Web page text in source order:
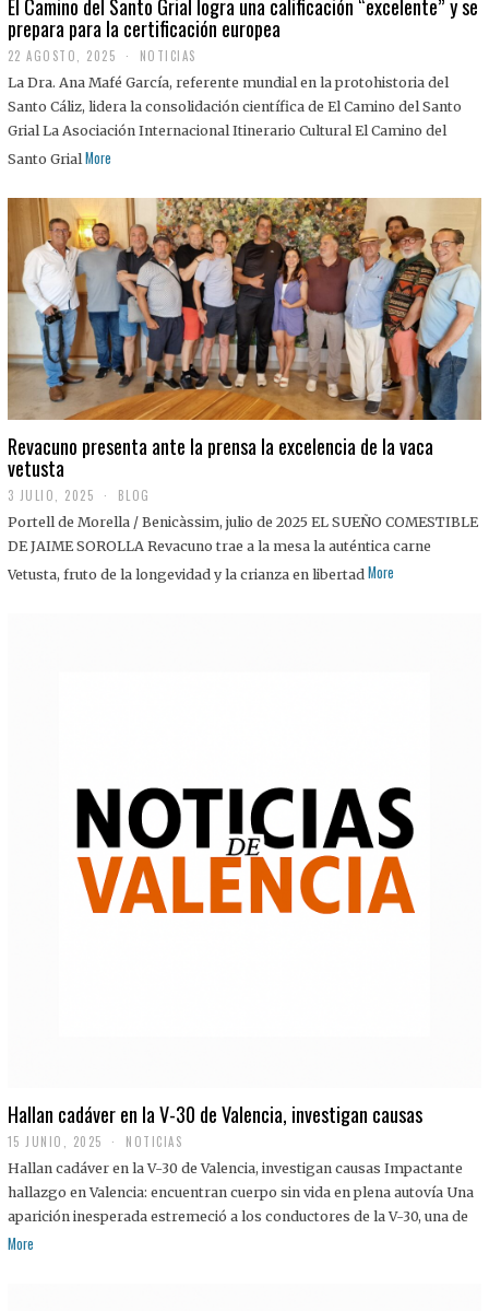
El Camino del Santo Grial logra una calificación “excelente” y se
prepara para la certificación europea
22 AGOSTO, 2025
2
A
G
O
S
2
5
NOTICIAS
La Dra. Ana Mafé García, referente mundial en la protohistoria del
Santo Cáliz, lidera la consolidación científica de El Camino del Santo
Grial La Asociación Internacional Itinerario Cultural El Camino del
Santo Grial More
Revacuno presenta ante la prensa la excelencia de la vaca
vetusta
3 JULIO, 2025
J
U
I
BLOG
Portell de Morella / Benicàssim, julio de 2025 EL SUEÑO COMESTIBLE
DE JAIME SOROLLA Revacuno trae a la mesa la auténtica carne
Vetusta, fruto de la longevidad y la crianza en libertad More
Hallan cadáver en la V-30 de Valencia, investigan causas
15 JUNIO, 2025 NOTICIAS
Hallan cadáver en la V-30 de Valencia, investigan causas Impactante
hallazgo en Valencia: encuentran cuerpo sin vida en plena autovía Una
aparición inesperada estremeció a los conductores de la V-30, una de
More